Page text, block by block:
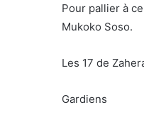
Pour pallier à
Mukoko Soso.
Les 17 de
Gardiens